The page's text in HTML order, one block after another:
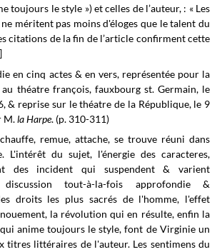
toujours le style ») et celles de l’auteur, : « Les
méritent pas moins d'éloges que le talent du
citations de la fin de l’article confirment cette
en cinq actes & en vers, représentée pour la
théatre françois, fauxbourg st. Germain, le
& reprise sur le théatre de la République, le 9
M.la Harpe. (p. 310-311)
remue, attache, se trouve réuni dans
L'intérêt du sujet, l'énergie des caracteres,
des incident qui suspendent & varient
tout-à-la-fois approfondie &
droits les plus sacrés de l'homme, l'effet
la révolution qui en résulte, enfin la
anime toujours le style, font de Virginie un
titres littéraires de l'auteur. Les sentimens du